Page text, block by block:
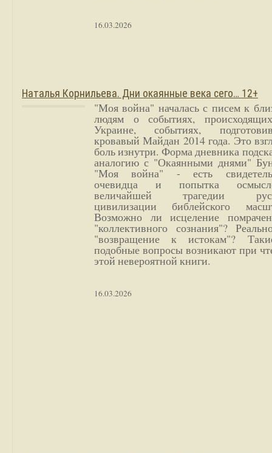
16.03.2026
Наталья Корнильева. Дни окаянные века сего… 12+
"Моя война" началась с писем к
людям о событиях,
Украине, событиях,
кровавый Майдан 2014 года. Это
боль изнутри. Форма дневника
аналогию с "Окаянными днями"
"Моя война" - есть
очевидца и попытка
величайшей трагедии
цивилизации библейского
Возможно ли исцеление
"коллективного сознания"?
"возвращение к истокам"?
подобные вопросы возникают при
этой невероятной книги.
16.03.2026